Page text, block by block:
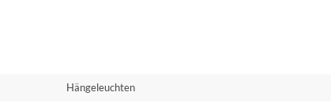
Hängeleuchten